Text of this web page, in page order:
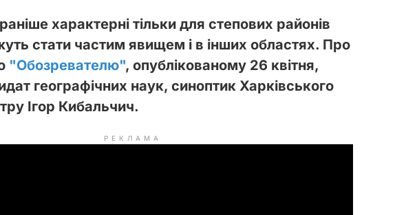
характерні тільки для степових районів
стати частим явищем і в інших областях. Про
"Обозревателю", опублікованому 26 квітня,
географічних наук, синоптик Харківського
Ігор Кибальчич.
РЕКЛАМА